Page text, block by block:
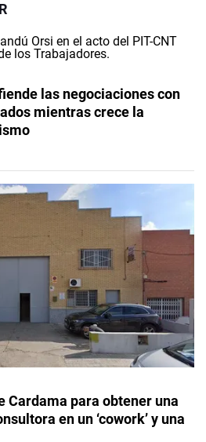
las negociaciones con
mientras crece la
Cardama para obtener una
en un ‘cowork’ y una